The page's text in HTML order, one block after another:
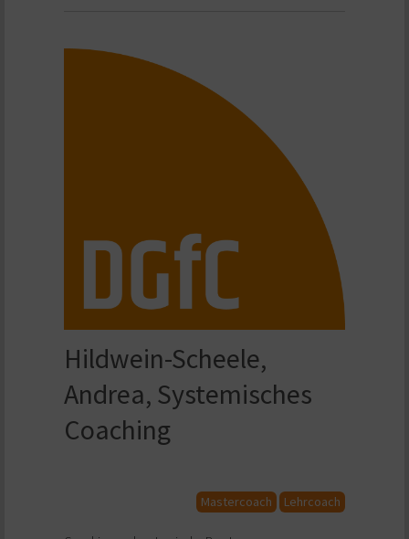
Hildwein-Scheele,
Andrea, Systemisches
Coaching
Mastercoach Lehrcoach